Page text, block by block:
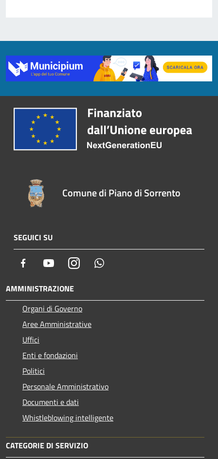
Comune di Piano di Sorrento
SEGUICI SU
Facebook YoutubeInstagram
AMMINISTRAZIONE
Organi di Governo
Aree Amministrative
Uffici
Enti e fondazioni
Politici
Personale Amministrativo
Documenti e dati
Whistleblowing intelligente
CATEGORIE DI SERVIZIO